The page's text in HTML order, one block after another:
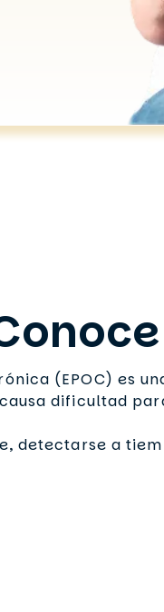
(EPOC) es
causa dificultad
detectarse a